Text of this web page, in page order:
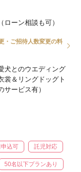
ーン相談も可）
・ご招待人数変更の料
犬とのウエディング
裳＆リングドッグト
サービス有）
込可 託児対応
50名以下プランあり